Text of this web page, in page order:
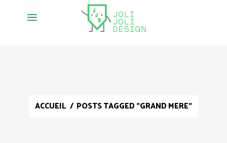
ACCUEIL / POSTS TAGGED "GRAND MERE"